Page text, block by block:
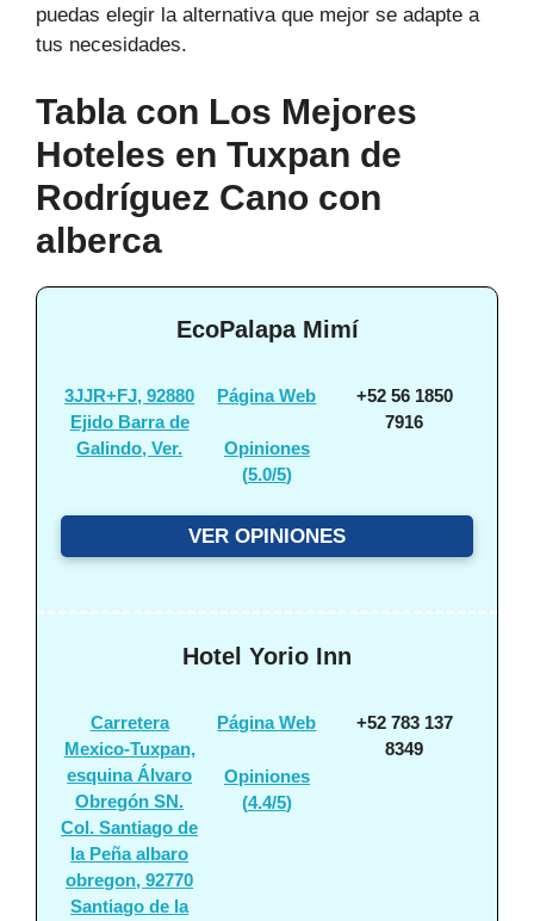
puedas elegir la alternativa que mejor se adapte a
tus necesidades.
Tabla con Los Mejores
Hoteles en Tuxpan de
Rodríguez Cano con
alberca
EcoPalapa Mimí
3JJR+FJ, 92880
Ejido Barra de
Galindo, Ver.
Página Web
Opiniones
(5.0/5)
+52 56 1850
7916
VER OPINIONES
Hotel Yorio Inn
Carretera
Mexico-Tuxpan,
esquina Álvaro
Obregón SN.
Col. Santiago de
la Peña albaro
obregon, 92770
Santiago de la
Página Web
Opiniones
(4.4/5)
+52 783 137
8349